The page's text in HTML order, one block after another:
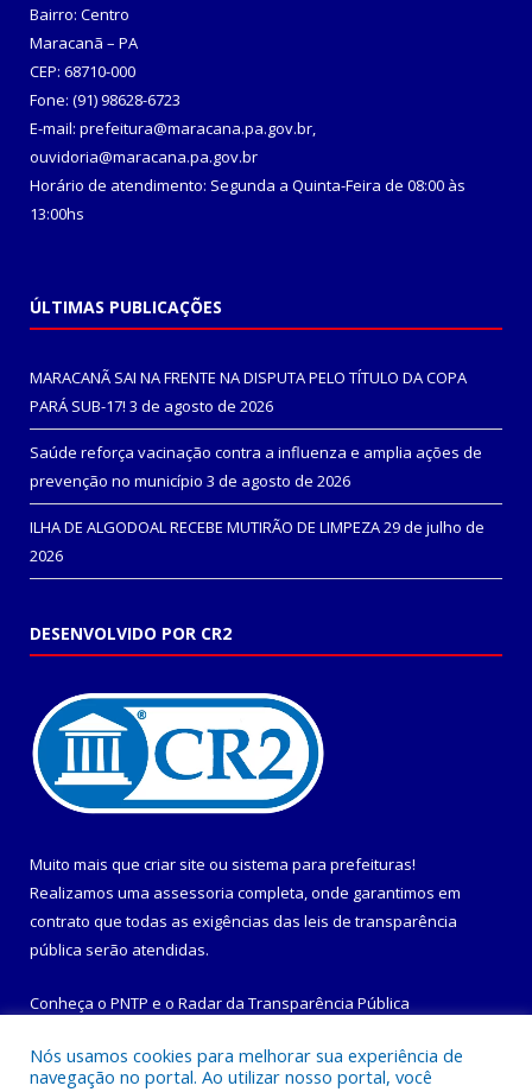
Bairro: Centro
Maracanã – PA
CEP: 68710-000
Fone: (91) 98628-6723
E-mail: prefeitura@maracana.pa.gov.br,
ouvidoria@maracana.pa.gov.br
Horário de atendimento: Segunda a Quinta-Feira de 08:00 às
13:00hs
ÚLTIMAS PUBLICAÇÕES
MARACANÃ SAI NA FRENTE NA DISPUTA PELO TÍTULO DA COPA
PARÁ SUB-17! 3 de agosto de 2026
Saúde reforça vacinação contra a influenza e amplia ações de
prevenção no município 3 de agosto de 2026
ILHA DE ALGODOAL RECEBE MUTIRÃO DE LIMPEZA29 de julho de
2026
DESENVOLVIDO POR CR2
Muito mais que criar site ou sistema para prefeituras!
Realizamos uma assessoria completa, onde garantimos em
contrato que todas as exigências das leis de transparência
pública serão atendidas.
Conheça o PNTP e o Radar da Transparência Pública
Nós usamos cookies para melhorar sua experiência de
navegação no portal. Ao utilizar nosso portal, você